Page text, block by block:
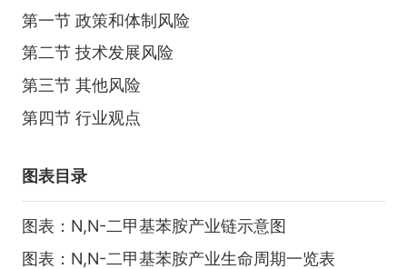
第一节 政策和体制风险
第二节 技术发展风险
第三节 其他风险
第四节 行业观点
图表目录
图表：N,N-二甲基苯胺产业链示意图
图表：N,N-二甲基苯胺产业生命周期一览表